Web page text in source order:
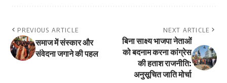
PREVIOUS ARTICLE
समाज में संस्कार और
संवेदना जगाने की पहल
NEXT ARTICLE
बिना साक्ष्य भाजपा नेताओं
को बदनाम करना कांग्रेस
की हताश राजनीति:
अनुसूचित जाति मोर्चा